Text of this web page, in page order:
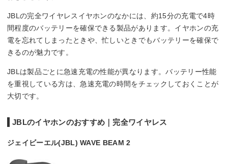
JBLの完全ワイヤレスイヤホンのなかには、約15分の充電で4時
間程度のバッテリーを確保できる製品があります。イヤホンの充
電を忘れてしまったときや、忙しいときでもバッテリーを確保で
きるのが魅力です。
JBLは製品ごとに急速充電の性能が異なります。バッテリー性能
を重視している方は、急速充電の時間をチェックしておくことが
大切です。
JBLのイヤホンのおすすめ｜完全ワイヤレス
ジェイビーエル(JBL) WAVE BEAM 2